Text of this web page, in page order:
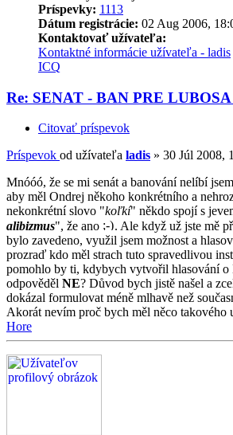
Príspevky: 1113
Dátum registrácie: 02 Aug 2006,
Kontaktovať užívateľa:
Kontaktné informácie užívateľa - ladis
ICQ
Re: SENAT - BAN PRE
Citovať príspevok
Príspevok od užívateľa ladis » 30 Júl 2008,
Mnóóó, že se mi senát a banování nelíbí
aby měl Ondrej někoho konkrétního a
nekonkrétní slovo "koľkí" někdo spojí s
alibizmus", že ano
. Ale když už jste mě
bylo zavedeno, využil jsem možnost a
prozraď kdo měl strach tuto spravedlivou
pomohlo by ti, kdybych vytvořil hlasování
odpověděl NE? Důvod bych jistě našel a
dokázal formulovat méně mlhavě než
Akorát nevím proč bych měl něco takového
Hore